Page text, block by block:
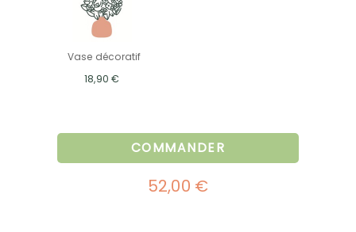
Vase décoratif
18,90 €
COMMANDER
52,00 €